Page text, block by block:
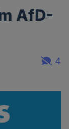
AfD-
4